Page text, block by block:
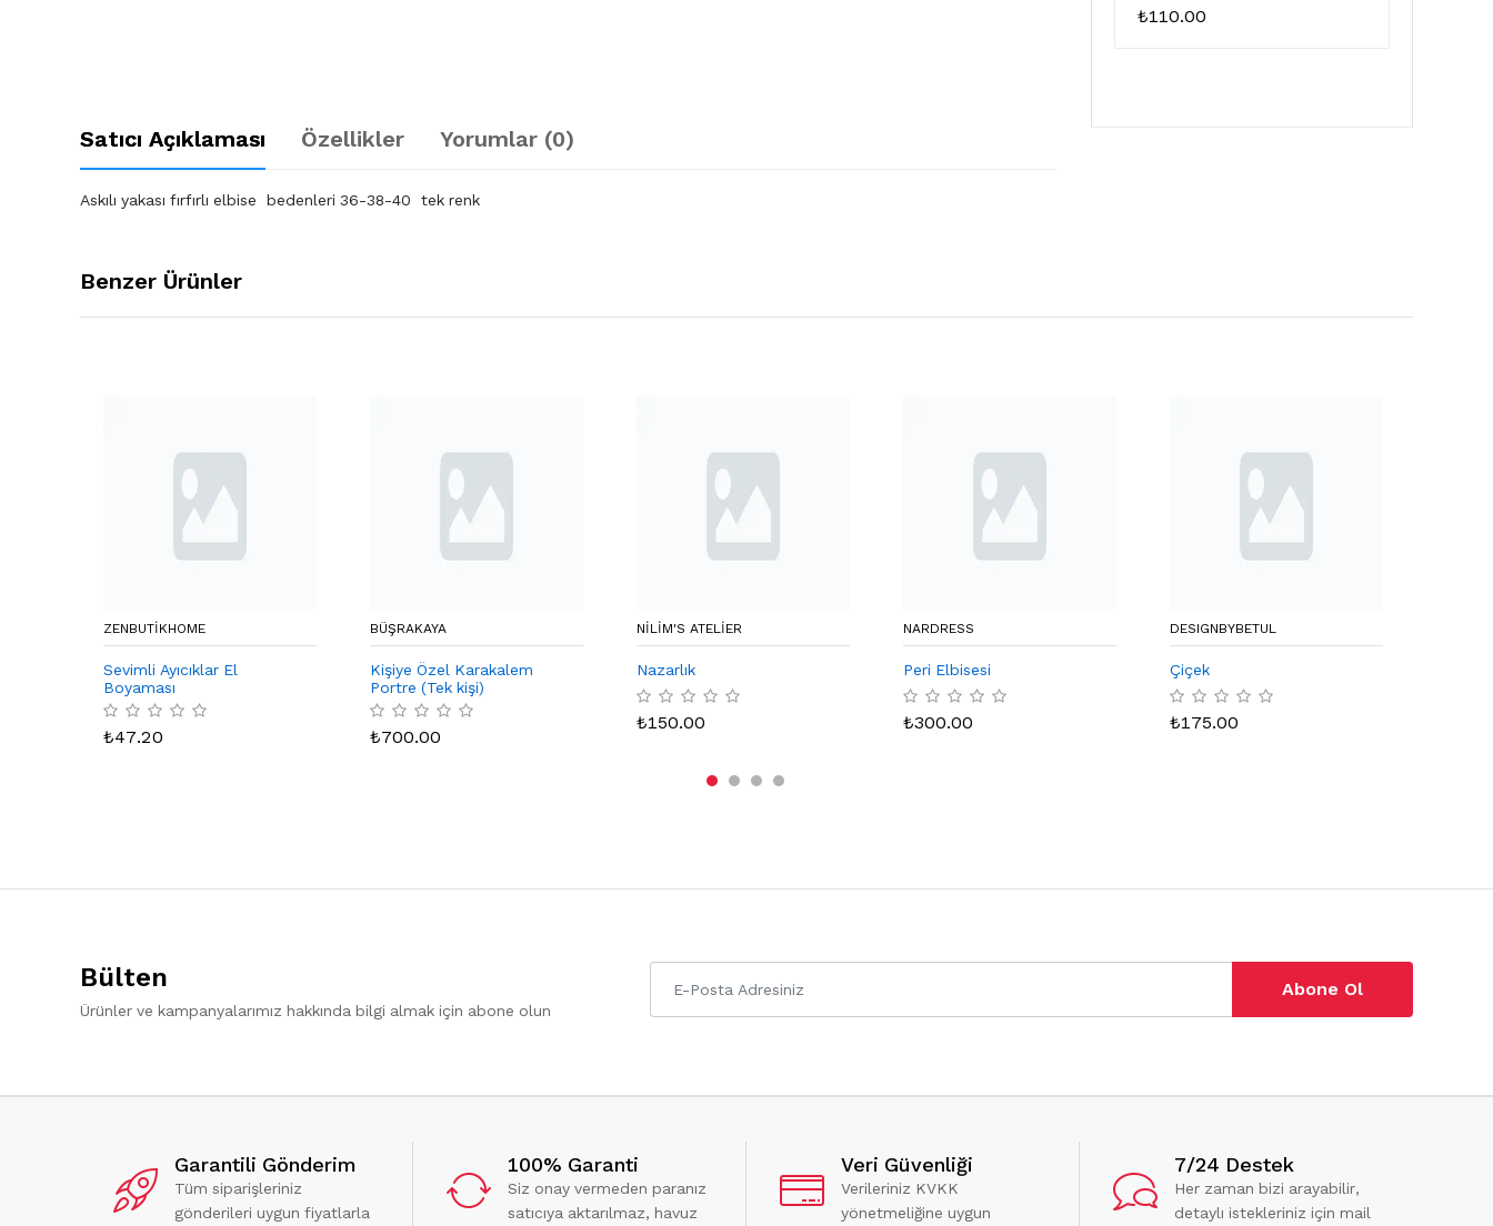
Satıcı Açıklaması Özellikler Yorumlar (0)
Askılı yakası fırfırlı elbise bedenleri 36-38-40 tek renk
₺110.00
Benzer Ürünler
ZENBUTIKHOME
Sevimli Ayıcıklar El
Boyaması
₺47.20
BÜŞRAKAYA
Kişiye Özel Karakalem
Portre (Tek kişi)
₺700.00
NILIM'S ATELIER
Nazarlık
₺150.00
NARDRESS
Peri Elbisesi
₺300.00
DESIGNBYBETUL
Çiçek
₺175.00
Bülten
Ürünler ve kampanyalarımız hakkında bilgi almak için abone olun
Abone Ol
Garantili Gönderim
Tüm siparişleriniz
gönderileri uygun fiyatlarla
100% Garanti
Siz onay vermeden paranız
satıcıya aktarılmaz, havuz
Veri Güvenliği
Verileriniz KVKK
yönetmeliğine uygun
7/24 Destek
Her zaman bizi arayabilir,
detaylı istekleriniz için mail